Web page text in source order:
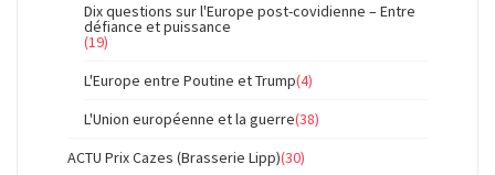
Dix questions sur l'Europe post-covidienne – Entre
défiance et puissance
(19)
L'Europe entre Poutine et Trump(4)
L'Union européenne et la guerre(38)
ACTU Prix Cazes (Brasserie Lipp)(30)